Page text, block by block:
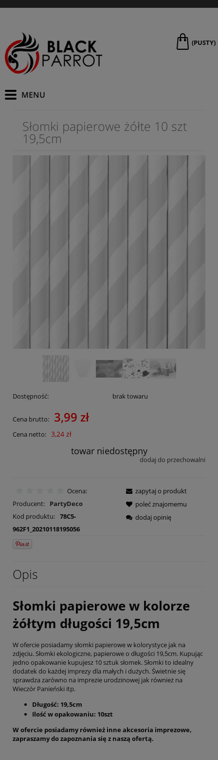
(PUSTY)
Słomki papierowe żółte 10 szt
19,5cm
Dostępność: brak towaru
Cena brutto: 3,99 zł
Cena netto: 3,24 zł
towar niedostępny
dodaj do przechowalni
Ocena:
Producent:
PartyDeco
Kod produktu: 78C5-
962F1_20210118195056
zapytaj o produkt
poleć znajomemu
dodaj opinię
Opis
Słomki papierowe w kolorze
żółtym długości 19,5cm
W ofercie posiadamy słomki papierowe w kolorystyce jak na
zdjęciu. Słomki ekologiczne, papierowe o długości 19,5cm. Kupując
jedno opakowanie kupujesz 10 sztuk słomek. Słomki to idealny
dodatek do każdej imprezy dla małych i dużych. Świetnie się
sprawdza zarówno na imprezie urodzinowej jak również na
Wieczór Panieński itp.
Długość: 19,5cm
Ilość w opakowaniu: 10szt
W ofercie posiadamy również inne akcesoria imprezowe,
zapraszamy do zapoznania się z naszą ofertą.